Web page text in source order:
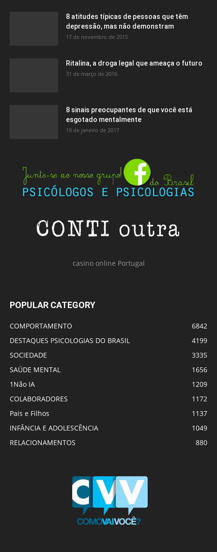
8 atitudes típicas de pessoas que têm
depressão, mas não demonstram
17 de novembro de 2015
Ritalina, a droga legal que ameaça o futuro
31 de março de 2016
8 sinais preocupantes de que você está
esgotado mentalmente
19 de janeiro de 2017
casino online Portugal
POPULAR CATEGORY
COMPORTAMENTO
6842
DESTAQUES PSICOLOGIAS DO BRASIL
4199
SOCIEDADE
3335
SAÚDE MENTAL
1656
1Não IA
1209
COLABORADORES
1172
Pais e Filhos
1137
INFÂNCIA E ADOLESCÊNCIA
1049
RELACIONAMENTOS
880